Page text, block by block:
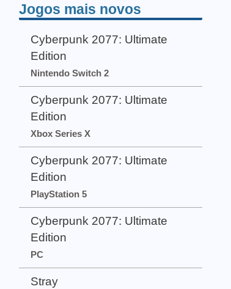
Jogos mais novos
Cyberpunk 2077: Ultimate
Edition
Nintendo Switch 2
Cyberpunk 2077: Ultimate
Edition
Xbox Series X
Cyberpunk 2077: Ultimate
Edition
PlayStation 5
Cyberpunk 2077: Ultimate
Edition
PC
Stray